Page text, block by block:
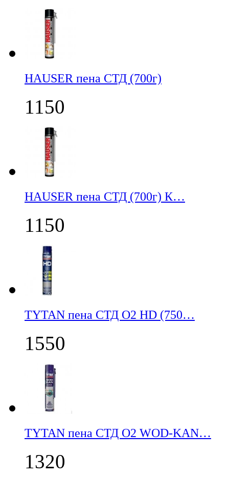
НАUSER пена СТД (700г)
1150
НАUSER пена СТД (700г) К…
1150
TYTAN пена СТД О2 HD (750…
1550
TYTAN пена СТД О2 WOD-KAN…
1320